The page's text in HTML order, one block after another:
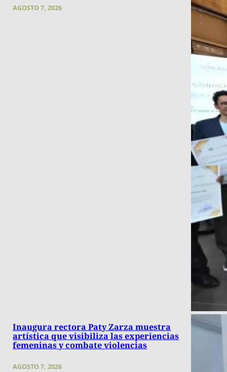
AGOSTO 7, 2026
Inaugura rectora Paty Zarza muestra
artística que visibiliza las experiencias
femeninas y combate violencias
AGOSTO 7, 2026